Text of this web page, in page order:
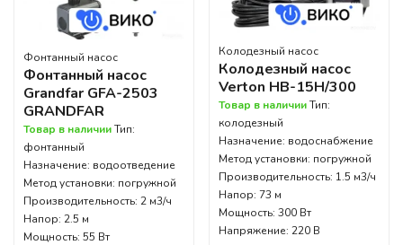
Фонтанный насос
Фонтанный насос
Grandfar GFA-2503
GRANDFAR
Товар в наличииТип:
фонтанный
Назначение: водоотведение
Метод установки: погружной
Производительность: 2 м3/ч
Напор: 2.5 м
Мощность: 55 Вт
Колодезный насос
Колодезный насос
Verton НВ-15Н/300
Товар в наличииТип:
колодезный
Назначение: водоснабжение
Метод установки: погружной
Производительность: 1.5 м3/ч
Напор: 73 м
Мощность: 300 Вт
Напряжение: 220 В